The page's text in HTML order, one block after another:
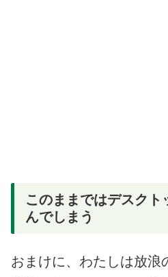
このままではデスクト
んでしまう
おまけに、わたしは放浪